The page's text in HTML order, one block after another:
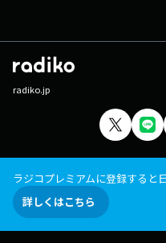
radiko.jp
ラジコプレミアムに登録すると
詳しくはこちら